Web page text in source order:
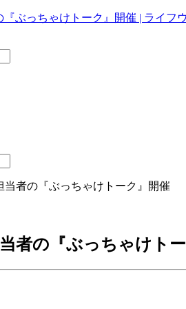
当者の『ぶっちゃけトーク』開催
者の『ぶっちゃけト